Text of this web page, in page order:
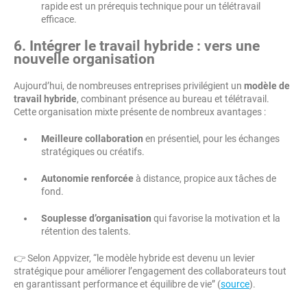
rapide est un prérequis technique pour un télétravail
efficace.
6. Intégrer le travail hybride : vers une
nouvelle organisation
Aujourd’hui, de nombreuses entreprises privilégient un modèle de
travail hybride, combinant présence au bureau et télétravail.
Cette organisation mixte présente de nombreux avantages :
Meilleure collaboration en présentiel, pour les échanges
stratégiques ou créatifs.
Autonomie renforcéeà distance, propice aux tâches de
fond.
Souplesse d’organisation qui favorise la motivation et la
rétention des talents.
👉 Selon Appvizer, “le modèle hybride est devenu un levier
stratégique pour améliorer l’engagement des collaborateurs tout
en garantissant performance et équilibre de vie” (source).